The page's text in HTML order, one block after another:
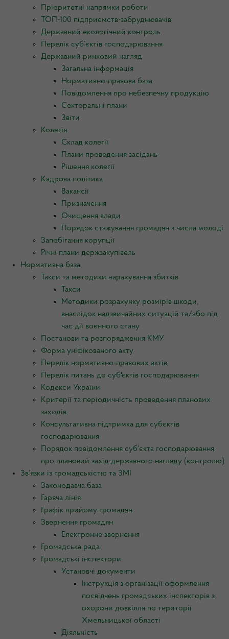
Пріоритетні напрямки роботи
ТОП-100 підприємств-забруднювачів
Державний екологічний контроль
Перелік суб’єктів господарювання
Державний ринковий нагляд
Загальна інформація
Нормативно-правова база
Повідомлення про небезпечну продукцію
Секторальні плани
Звіти
Колегія
Склад колегії
Плани проведення засідань
Рішення колегії
Кадрова політика
Вакансії
Призначення
Очищення влади
Порядок стажування громадян з числа молоді
Запобігання корупції
Річні плани держзакупівель
Нормативна база
Такси та методики нарахування збитків
Такси
Методики розрахунку розмірів шкоди,
внаслідок надзвичайних ситуацій та/або під
час дії воєнного стану
Постанови та розпорядження КМУ
Форма уніфікованого акту
Перелік нормативно-правових актів
Перелік питань до суб'єктів господарювання
Кодекси України
Критерії та періодичність проведення планових
заходів
Консультативна підтримка для субєктів
господарювання
Порядок повідомлення суб’єкта господарювання
про плановий захід державного нагляду (контролю)
Зв’язки із громадськістю та ЗМІ
Законодавча база
Гаряча лінія
Графік прийому громадян
Звернення громадян
Електронне звернення
Громадська рада
Громадські інспектори
Установчі документи
Інструкція з організації оформлення
посвідчень громадських інспекторів з
охорони довкілля по території
Хмельницької області
Діяльність